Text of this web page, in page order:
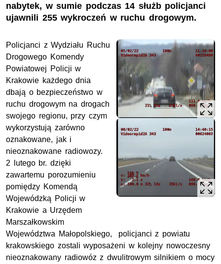
nabytek, w sumie podczas 14 służb policjanci
ujawnili 255 wykroczeń w ruchu drogowym.
Policjanci z Wydziału Ruchu
Drogowego Komendy
Powiatowej Policji w
Krakowie każdego dnia
dbają o bezpieczeństwo w
ruchu drogowym na drogach
swojego regionu, przy czym
wykorzystują zarówno
oznakowane, jak i
nieoznakowane radiowozy.
2 lutego br. dzięki
zawartemu porozumieniu
pomiędzy Komendą
Wojewódzką Policji w
Krakowie a Urzędem
Marszałkowskim
Województwa Małopolskiego, policjanci z powiatu
krakowskiego zostali wyposażeni w kolejny nowoczesny
nieoznakowany radiowóz z dwulitrowym silnikiem o mocy